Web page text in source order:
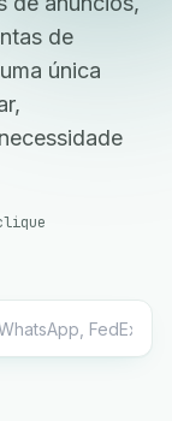
de
única